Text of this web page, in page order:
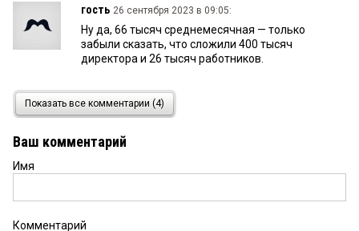
гость 26 сентября 2023 в 09:05:
Ну да, 66 тысяч среднемесячная — только
забыли сказать, что сложили 400 тысяч
директора и 26 тысяч работников.
Мазута Шилен 24 сентября 2023 в 17:11:
Во заживём скоро!
Показать все комментарии (4)
Ваш комментарий
Имя
Комментарий